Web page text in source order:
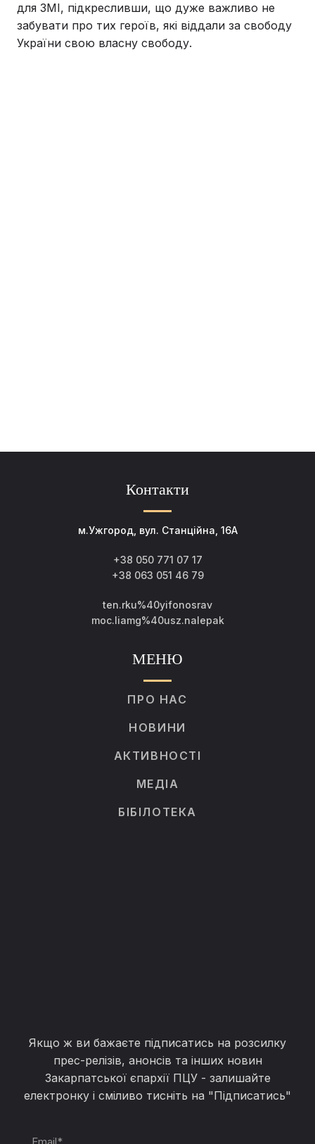
для ЗМІ, підкресливши, що дуже важливо не
забувати про тих героїв, які віддали за свободу
України свою власну свободу.
Контакти
м.Ужгород, вул. Станційна, 16А
+38 050 771 07 17
+38 063 051 46 79
ten.rku%40yifonosrav
moc.liamg%40usz.nalepak
МЕНЮ
ПРО НАС
НОВИНИ
АКТИВНОСТІ
МЕДІА
БІБІЛОТЕКА
Якщо ж ви бажаєте підписатись на розсилку
прес-релізів, анонсів та інших новин
Закарпатської єпархії ПЦУ - залишайте
електронку і сміливо тисніть на "Підписатись"